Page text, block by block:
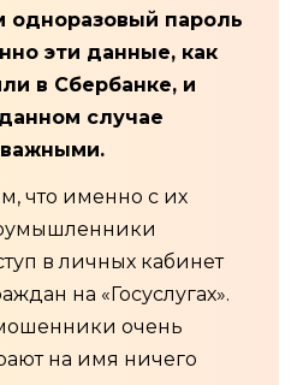
одноразовый пароль
эти данные, как
в Сбербанке, и
случае
важными.
что именно с их
в личных кабинет
на «Госуслугах».
очень
на имя ничего